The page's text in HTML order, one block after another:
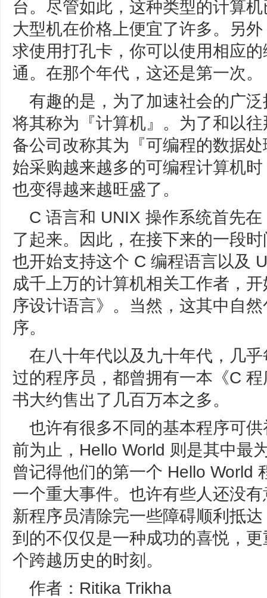
台。尽管如此，这种类型的计算
大型机在价格上便宜了许多。另
求使用打孔卡，你可以使用相应
通。在那个年代，这还是第一次。
有趣的是，为了加速社会的广
将其称为『计算机』。为了和以
备公司改称其为『可编程的数据
始采购越来越多的可编程计算机
也变得越来越旺盛了。
C 语言和 UNIX 操作系统首先
了起来。因此，在接下来的一段
也开始支持这个 C 编程语言以及
成千上万的计算机相关工作者，
序设计语言》。当然，这其中自
序。
在八十年代以及九十年代，几
过的程序员，都曾拥有一本《C
书大约售出了几百万本之多。
也许有很多不同的基本程序可
前为止，Hello World 则是其中最
曾记得他们的第一个 Hello World
一个重大事件。也许有些人还没
新程序员清除完一些障碍顺利抵
到的不仅仅是一种成功的喜悦，
个跨越历史的时刻。
作者：Ritika Trikha